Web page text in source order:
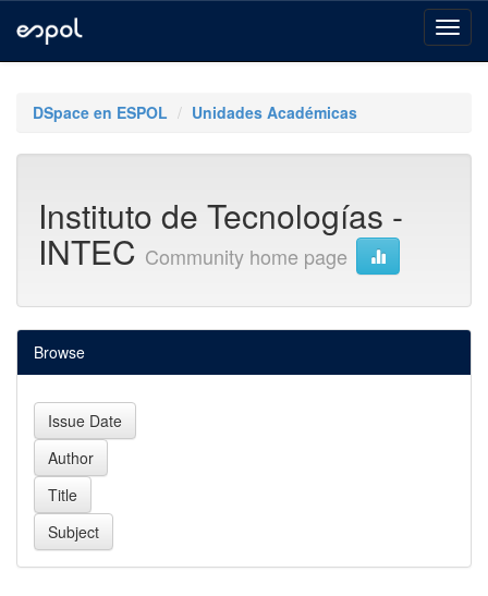
navigationDSpace en ESPOL Unidades Académicas
Instituto de Tecnologías -
INTEC Community home page
Browse